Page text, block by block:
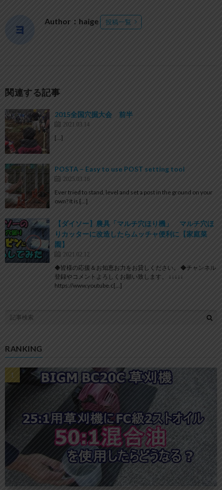
Author：haige 投稿一覧
関連する記事
2015全国穴掘大会 前半
2021.03.14
[…]
POSTA – Easy to use POST setting tool
2025.03.16
Ever tried to stand, level and set a post in the ground on your
own? It is […]
【ダイソー】農具「マルチ穴ほり機」 マルチ穴ほ
りカッターに改造したらムッチャ便利に【家庭菜
園】
2021.02.12
◆皆様の応援＆お知恵お力をお貸しください。 ◆チャンネル
登録やコメントよろしくお願い致します。 ↓↓↓↓↓
https://www.youtube.c[…]
RANKING